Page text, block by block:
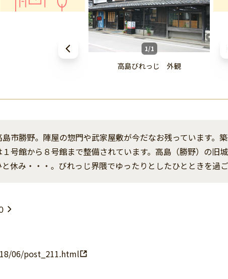
1/1
高島びれっじ 外観
市勝野。陣屋の惣門や武家屋敷が今だなお残っています。
号館から８号館まで整備されています。高島（勝野）の旧
休み・・・。びれっじ界隈でゆったりとしたひとときを過ご
06/post_211.html